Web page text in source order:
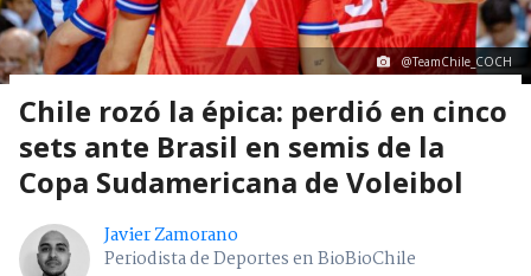
@TeamChile_COCH
Chile rozó la épica: perdió en cinco
sets ante Brasil en semis de la
Copa Sudamericana de Voleibol
Javier Zamorano
Periodista de Deportes en BioBioChile